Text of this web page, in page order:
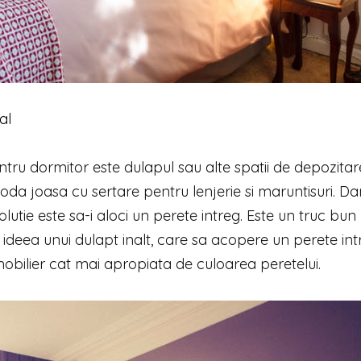
dormitor este dulapul sau alte spatii de
joasa cu sertare pentru lenjerie si maruntisuri.
este sa-i aloci un perete intreg. Este un truc
ideea unui dulapt inalt, care sa acopere un perete
cat mai apropiata de culoarea peretelui.